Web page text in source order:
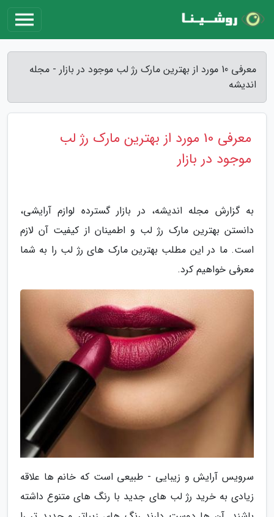
معرفی 10 مورد از بهترین مارک رژ لب موجود در بازار - مجله
اندیشه
معرفی 10 مورد از بهترین مارک رژ لب
موجود در بازار
به گزارش مجله اندیشه، در بازار گسترده لوازم آرایشی،
دانستن بهترین مارک رژ لب و اطمینان از کیفیت آن لازم
است. ما در این مطلب بهترین مارک های رژ لب را به شما
معرفی خواهیم کرد.
سرویس آرایش و زیبایی - طبیعی است که خانم ها علاقه
زیادی به خرید رژ لب های جدید با رنگ های متنوع داشته